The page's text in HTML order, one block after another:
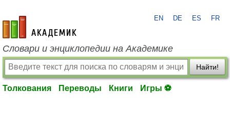
academic.ru
EN DE ES FR
Словари и энциклопедии на Академике
Найти!
Толкования Переводы Книги Игры ⚽